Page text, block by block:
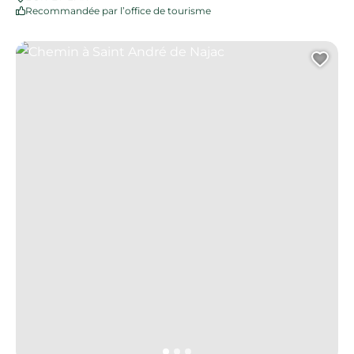
Recommandée par l’office de tourisme
Chemin à Saint André de Najac